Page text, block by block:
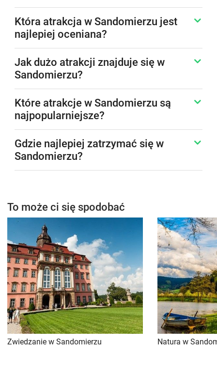
Która atrakcja w Sandomierzu jest
najlepiej oceniana?
Jak dużo atrakcji znajduje się w
Sandomierzu?
Które atrakcje w Sandomierzu są
najpopularniejsze?
Gdzie najlepiej zatrzymać się w
Sandomierzu?
To może ci się spodobać
Zwiedzanie w Sandomierzu Natura w